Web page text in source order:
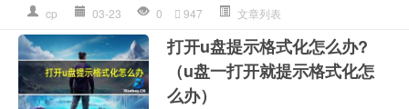
cp 03-23 0 947 文章列表
打开u盘提示格式化怎么办?
（u盘一打开就提示格式化怎
么办）